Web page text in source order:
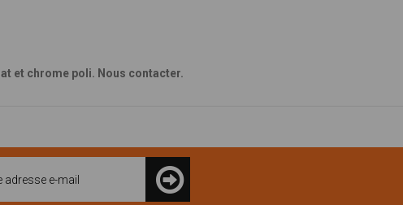
et chrome poli. Nous contacter.